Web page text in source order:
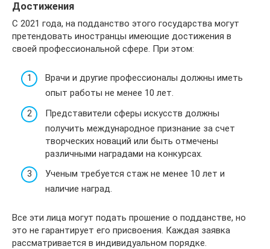
Достижения
С 2021 года, на подданство этого государства могут
претендовать иностранцы имеющие достижения в
своей профессиональной сфере. При этом:
Врачи и другие профессионалы должны иметь
опыт работы не менее 10 лет.
Представители сферы искусств должны
получить международное признание за счет
творческих новаций или быть отмечены
различными наградами на конкурсах.
Ученым требуется стаж не менее 10 лет и
наличие наград.
Все эти лица могут подать прошение о подданстве, но
это не гарантирует его присвоения. Каждая заявка
рассматривается в индивидуальном порядке.